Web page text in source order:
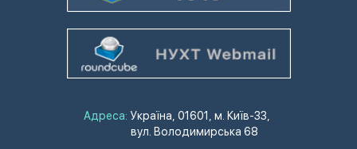
Адреса: Україна, 01601, м. Київ-33,
вул. Володимирська 68